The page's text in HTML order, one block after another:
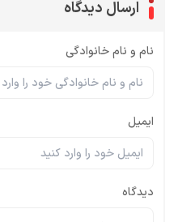
ارسال دیدگاه
نام و نام خانوادگی
ایمیل
دیدگاه